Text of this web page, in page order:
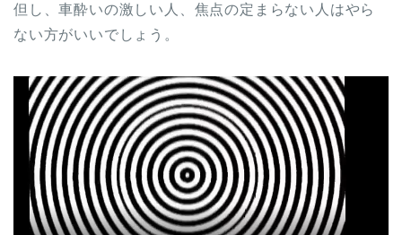
但し、車酔いの激しい人、焦点の定まらない人はやら
ない方がいいでしょう。